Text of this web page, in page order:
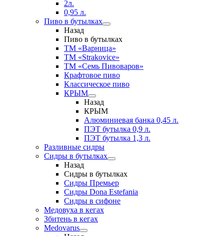
2л.
0,95 л.
Пиво в бутылках
Назад
Пиво в бутылках
ТМ «Варница»
ТМ «Strakovice»
ТМ «Семь Пивоваров»
Крафтовое пиво
Классическое пиво
КРЫМ
Назад
КРЫМ
Алюминиевая банка 0,45 л.
ПЭТ бутылка 0,9 л.
ПЭТ бутылка 1,3 л.
Разливные сидры
Сидры в бутылках
Назад
Сидры в бутылках
Сидры Премьер
Сидры Dona Estefania
Сидры в сифоне
Медовуха в кегах
Збитень в кегах
Medovarus